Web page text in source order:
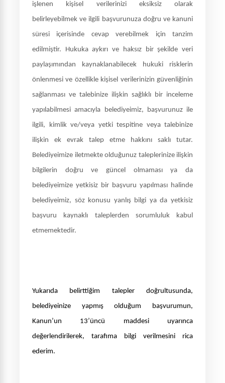
işlenen kişisel verilerinizi eksiksiz olarak
belirleyebilmek ve ilgili başvurunuza doğru ve kanuni
süresi içerisinde cevap verebilmek için tanzim
edilmiştir. Hukuka aykırı ve haksız bir şekilde veri
paylaşımından kaynaklanabilecek hukuki risklerin
önlenmesi ve özellikle kişisel verilerinizin güvenliğinin
sağlanması ve talebinize ilişkin sağlıklı bir inceleme
yapılabilmesi amacıyla belediyeimiz, başvurunuz ile
ilgili, kimlik ve/veya yetki tespitine veya talebinize
ilişkin ek evrak talep etme hakkını saklı tutar.
Belediyeimize iletmekte olduğunuz taleplerinize ilişkin
bilgilerin doğru ve güncel olmaması ya da
belediyeimize yetkisiz bir başvuru yapılması halinde
belediyeimiz, söz konusu yanlış bilgi ya da yetkisiz
başvuru kaynaklı taleplerden sorumluluk kabul
etmemektedir.
Yukarıda belirttiğim talepler doğrultusunda,
belediyeinize yapmış olduğum başvurumun,
Kanun’un 13’üncü maddesi uyarınca
değerlendirilerek, tarafıma bilgi verilmesini rica
ederim.